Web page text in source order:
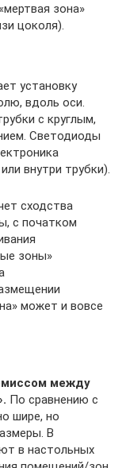
зона»
цоколя).
установку
вдоль оси.
с круглым,
Светодиоды
внутри трубки).
сходства
с початком
зоны»
может и вовсе
между
По сравнению с
шире, но
В
в настольных